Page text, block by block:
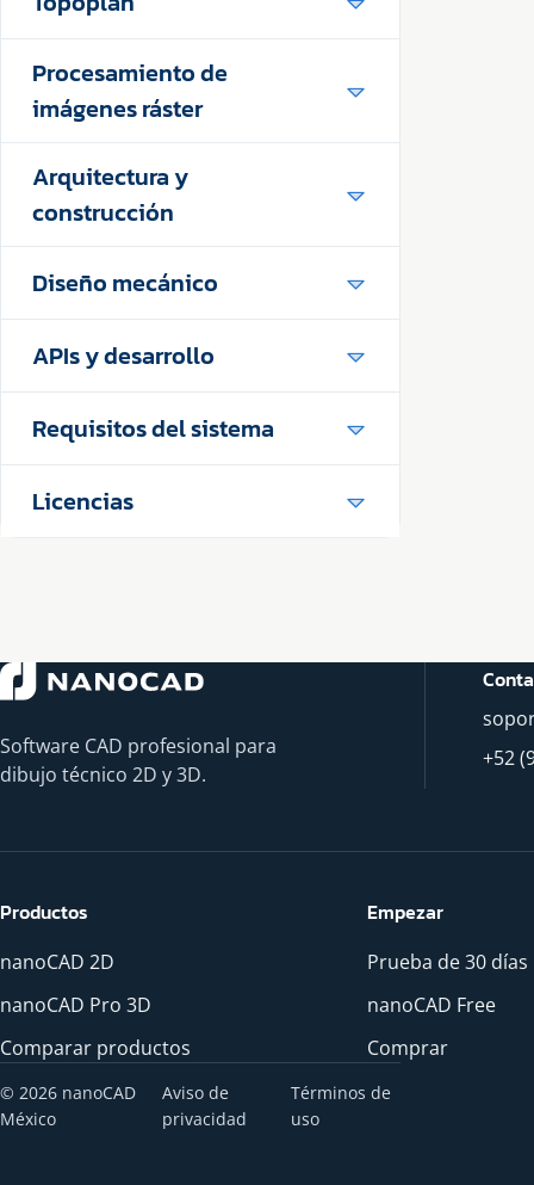
Procesamiento de
imágenes ráster
Arquitectura y
construcción
Diseño mecánico
APIs y desarrollo
Requisitos del sistema
Licencias
Software CAD profesional para
dibujo técnico 2D y 3D.
+52
Productos
nanoCAD 2D
nanoCAD Pro 3D
Comparar productos
Empezar
Prueba de 30 días
nanoCAD Free
Comprar
© 2026 nanoCAD
México
Aviso de
privacidad
Términos de
uso